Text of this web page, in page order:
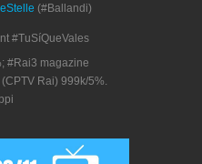
(#Ballandi)
#TuSíQueVales
#Rai3 magazine
Rai) 999k/5%.